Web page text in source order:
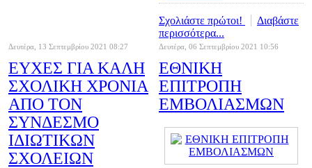
Σχολιάστε πρώτοι!
Διαβάστε
περισσότερα...
Δευτέρα, 13 Σεπτεμβρίου 2021 08:27
ΕΥΧΕΣ ΓΙΑ ΚΑΛΗ
ΣΧΟΛΙΚΗ ΧΡΟΝΙΑ
ΑΠΟ ΤΟΝ
ΣΥΝΔΕΣΜΟ
ΙΔΙΩΤΙΚΩΝ
ΣΧΟΛΕΙΩΝ
Δευτέρα, 06 Σεπτεμβρίου 2021 10:56
ΕΘΝΙΚΗ
ΕΠΙΤΡΟΠΗ
ΕΜΒΟΛΙΑΣΜΩΝ